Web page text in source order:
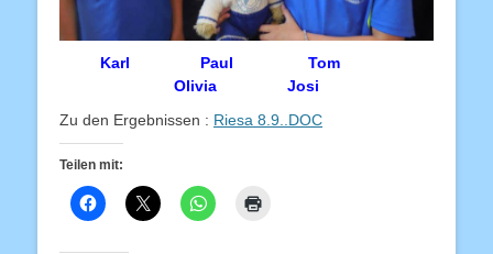
Karl Paul Tom
Olivia Josi
Zu den Ergebnissen : Riesa 8.9..DOC
Teilen mit: